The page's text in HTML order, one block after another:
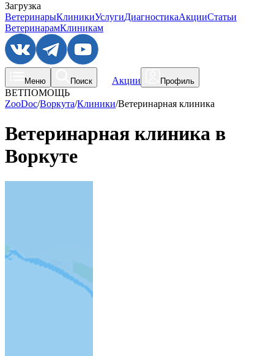
Загрузка
ВетеринарыКлиникиУслугиДиагностикаАкцииСтатьи
ВетеринарамКлиникам
Меню Поиск Акции Профиль
ВЕТПОМОЩЬ
ZooDoc/Воркута/Клиники/Ветеринарная клиника
Ветеринарная клиника в
Воркуте